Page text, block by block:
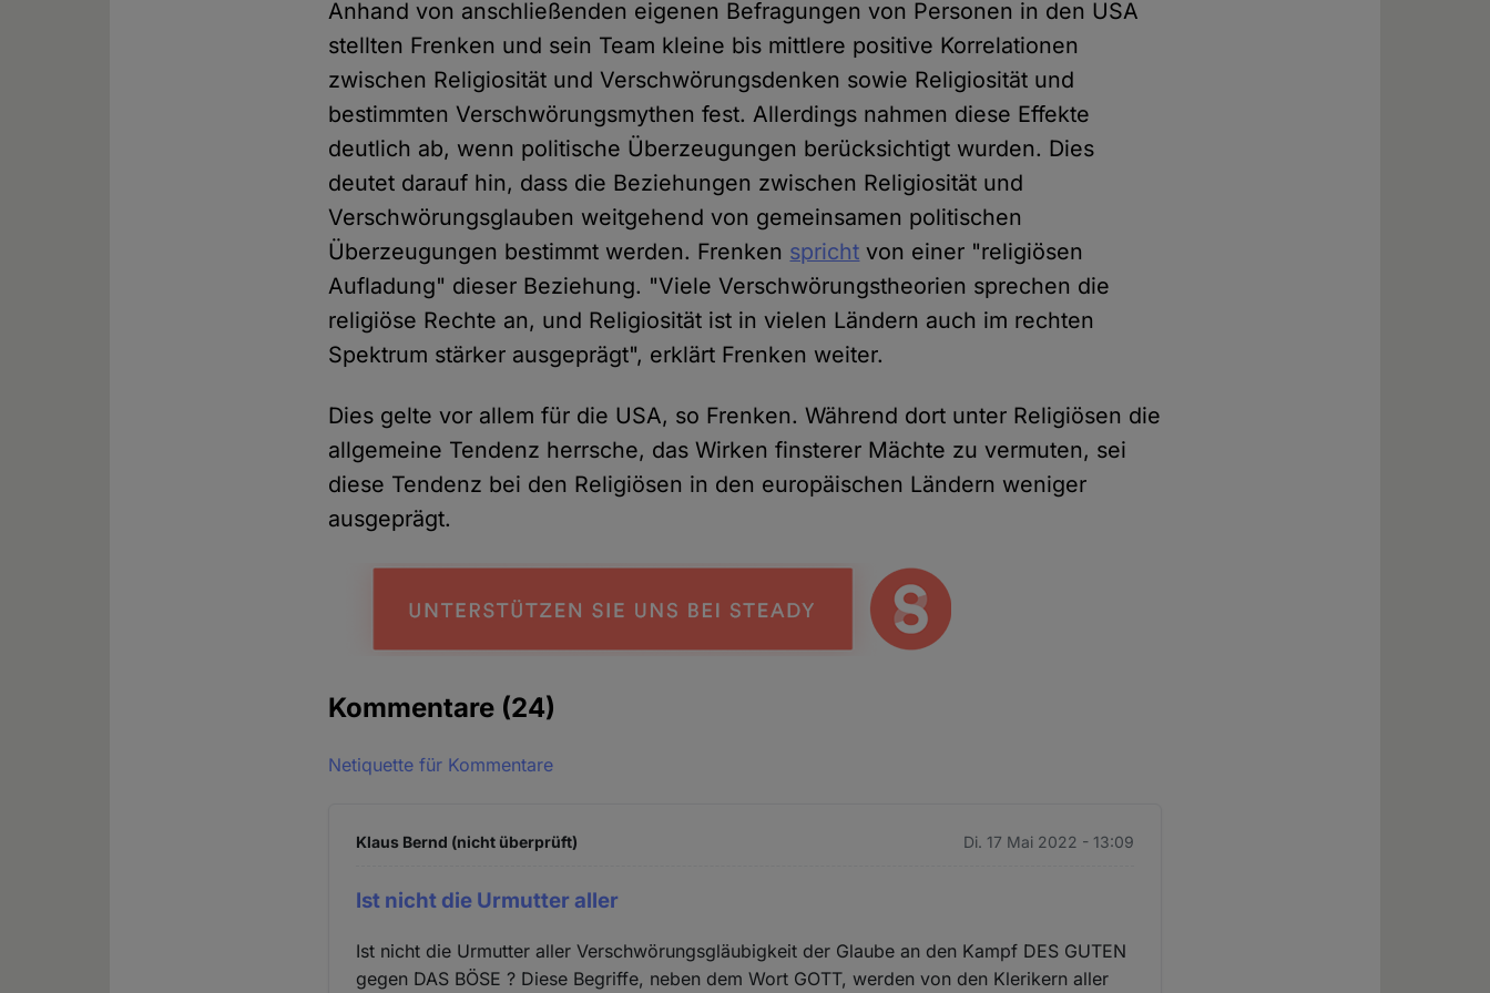
Anhand von anschließenden eigenen Befragungen von Personen in den USA
stellten Frenken und sein Team kleine bis mittlere positive Korrelationen
zwischen Religiosität und Verschwörungsdenken sowie Religiosität und
bestimmten Verschwörungsmythen fest. Allerdings nahmen diese Effekte
deutlich ab, wenn politische Überzeugungen berücksichtigt wurden. Dies
deutet darauf hin, dass die Beziehungen zwischen Religiosität und
Verschwörungsglauben weitgehend von gemeinsamen politischen
Überzeugungen bestimmt werden. Frenken spricht von einer "religiösen
Aufladung" dieser Beziehung. "Viele Verschwörungstheorien sprechen die
religiöse Rechte an, und Religiosität ist in vielen Ländern auch im rechten
Spektrum stärker ausgeprägt", erklärt Frenken weiter.
Dies gelte vor allem für die USA, so Frenken. Während dort unter Religiösen die
allgemeine Tendenz herrsche, das Wirken finsterer Mächte zu vermuten, sei
diese Tendenz bei den Religiösen in den europäischen Ländern weniger
ausgeprägt.
Kommentare (24)
Netiquette für Kommentare
Klaus Bernd (nicht überprüft) Di. 17 Mai 2022 - 13:09
Ist nicht die Urmutter aller
Ist nicht die Urmutter aller Verschwörungsgläubigkeit der Glaube an den Kampf DES GUTEN
gegen DAS BÖSE ? Diese Begriffe, neben dem Wort GOTT, werden von den Klerikern aller